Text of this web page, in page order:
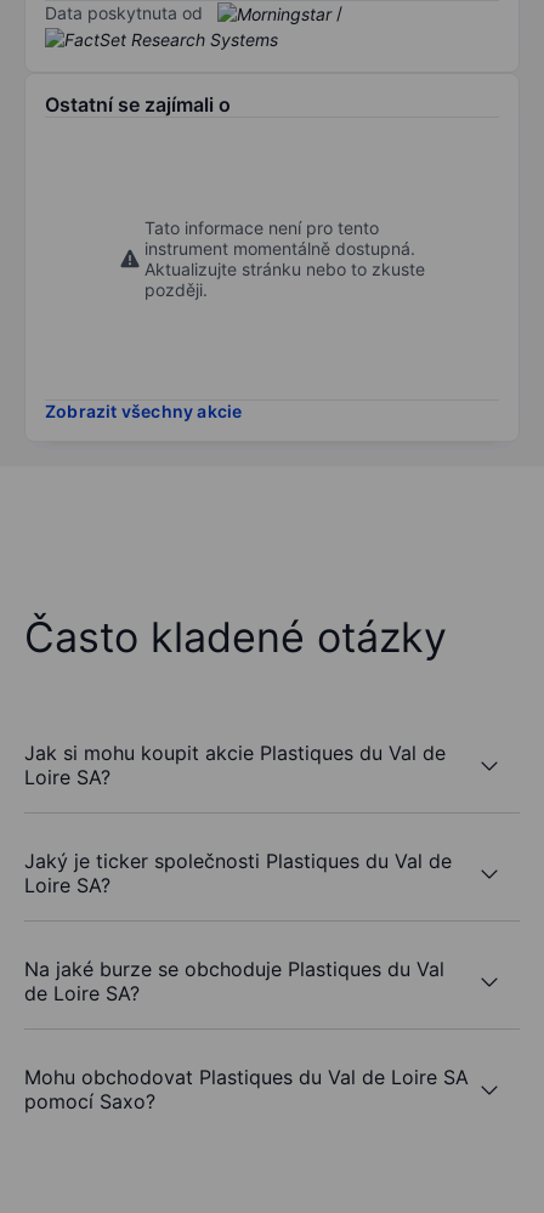
Data poskytnuta od /
Ostatní se zajímali o
Tato informace není pro tento
instrument momentálně dostupná.
Aktualizujte stránku nebo to zkuste
později.
Zobrazit všechny akcie
Často kladené otázky
Jak si mohu koupit akcie Plastiques du Val de
Loire SA?
Jaký je ticker společnosti Plastiques du Val de
Loire SA?
Na jaké burze se obchoduje Plastiques du Val
de Loire SA?
Mohu obchodovat Plastiques du Val de Loire SA
pomocí Saxo?